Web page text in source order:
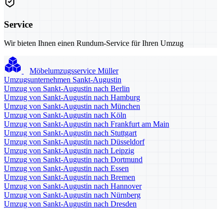
Service
Wir bieten Ihnen einen Rundum-Service für Ihren Umzug
Möbelumzugsservice Müller
Umzugsunternehmen Sankt-Augustin
Umzug von Sankt-Augustin nach Berlin
Umzug von Sankt-Augustin nach Hamburg
Umzug von Sankt-Augustin nach München
Umzug von Sankt-Augustin nach Köln
Umzug von Sankt-Augustin nach Frankfurt am Main
Umzug von Sankt-Augustin nach Stuttgart
Umzug von Sankt-Augustin nach Düsseldorf
Umzug von Sankt-Augustin nach Leipzig
Umzug von Sankt-Augustin nach Dortmund
Umzug von Sankt-Augustin nach Essen
Umzug von Sankt-Augustin nach Bremen
Umzug von Sankt-Augustin nach Hannover
Umzug von Sankt-Augustin nach Nürnberg
Umzug von Sankt-Augustin nach Dresden